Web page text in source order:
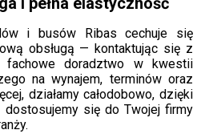
i busów Ribas cechuje się
obsługą — kontaktując się z
doradztwo w kwestii
na wynajem, terminów oraz
działamy całodobowo, dzięki
się do Twojej firmy